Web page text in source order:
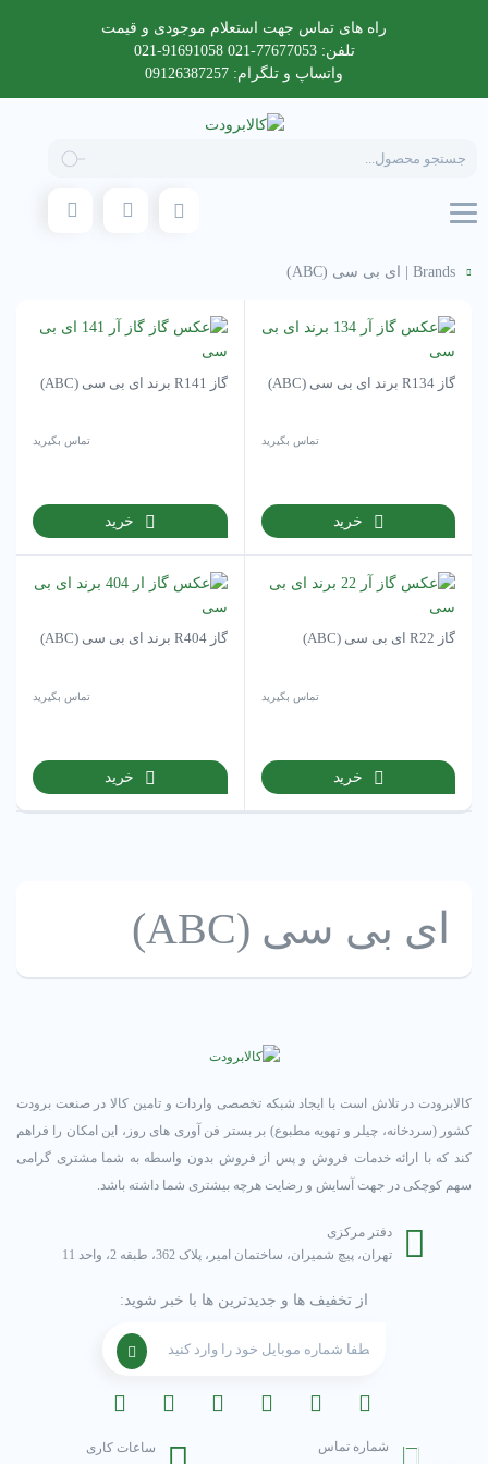
راه های تماس جهت استعلام موجودی و قیمت
تلفن: 77677053-021 91691058-021
واتساپ و تلگرام: 09126387257
search
Brands ای بی سی (ABC)
گاز R134 برند ای بی سی (ABC)
تماس بگیرید
خرید
گاز R141 برند ای بی سی (ABC)
تماس بگیرید
خرید
گاز R22 ای بی سی (ABC)
تماس بگیرید
خرید
گاز R404 برند ای بی سی (ABC)
تماس بگیرید
خرید
ای بی سی (ABC)
کالابرودت در تلاش است با ایجاد شبکه تخصصی واردات و تامین کالا در صنعت برودت
کشور (سردخانه، چیلر و تهویه مطبوع) بر بستر فن آوری های روز، این امکان را فراهم
کند که با ارائه خدمات فروش و پس از فروش بدون واسطه به شما مشتری گرامی
سهم کوچکی در جهت آسایش و رضایت هرچه بیشتری شما داشته باشد.
شماره تماس ساعات کاری
دفتر مرکزی
تهران، پیچ شمیران، ساختمان امیر، پلاک 362، طبقه 2، واحد 11
از تخفیف ها و جدیدترین ها با خبر شوید: